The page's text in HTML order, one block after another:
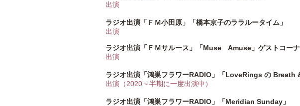
出演
ラジオ出演「ＦＭ小田原」「橋本京子のララルータイム」
出演
ラジオ出演「ＦＭサルース」「Muse Amuse」ゲストコー
出演
ラジオ出演「鴻巣フラワーRADIO」「LoveRings の Breath
出演（2020～半期に一度出演中）
ラジオ出演「鴻巣フラワーRADIO」「Meridian Sunday」